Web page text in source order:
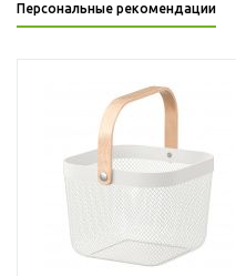
Персональные рекомендации